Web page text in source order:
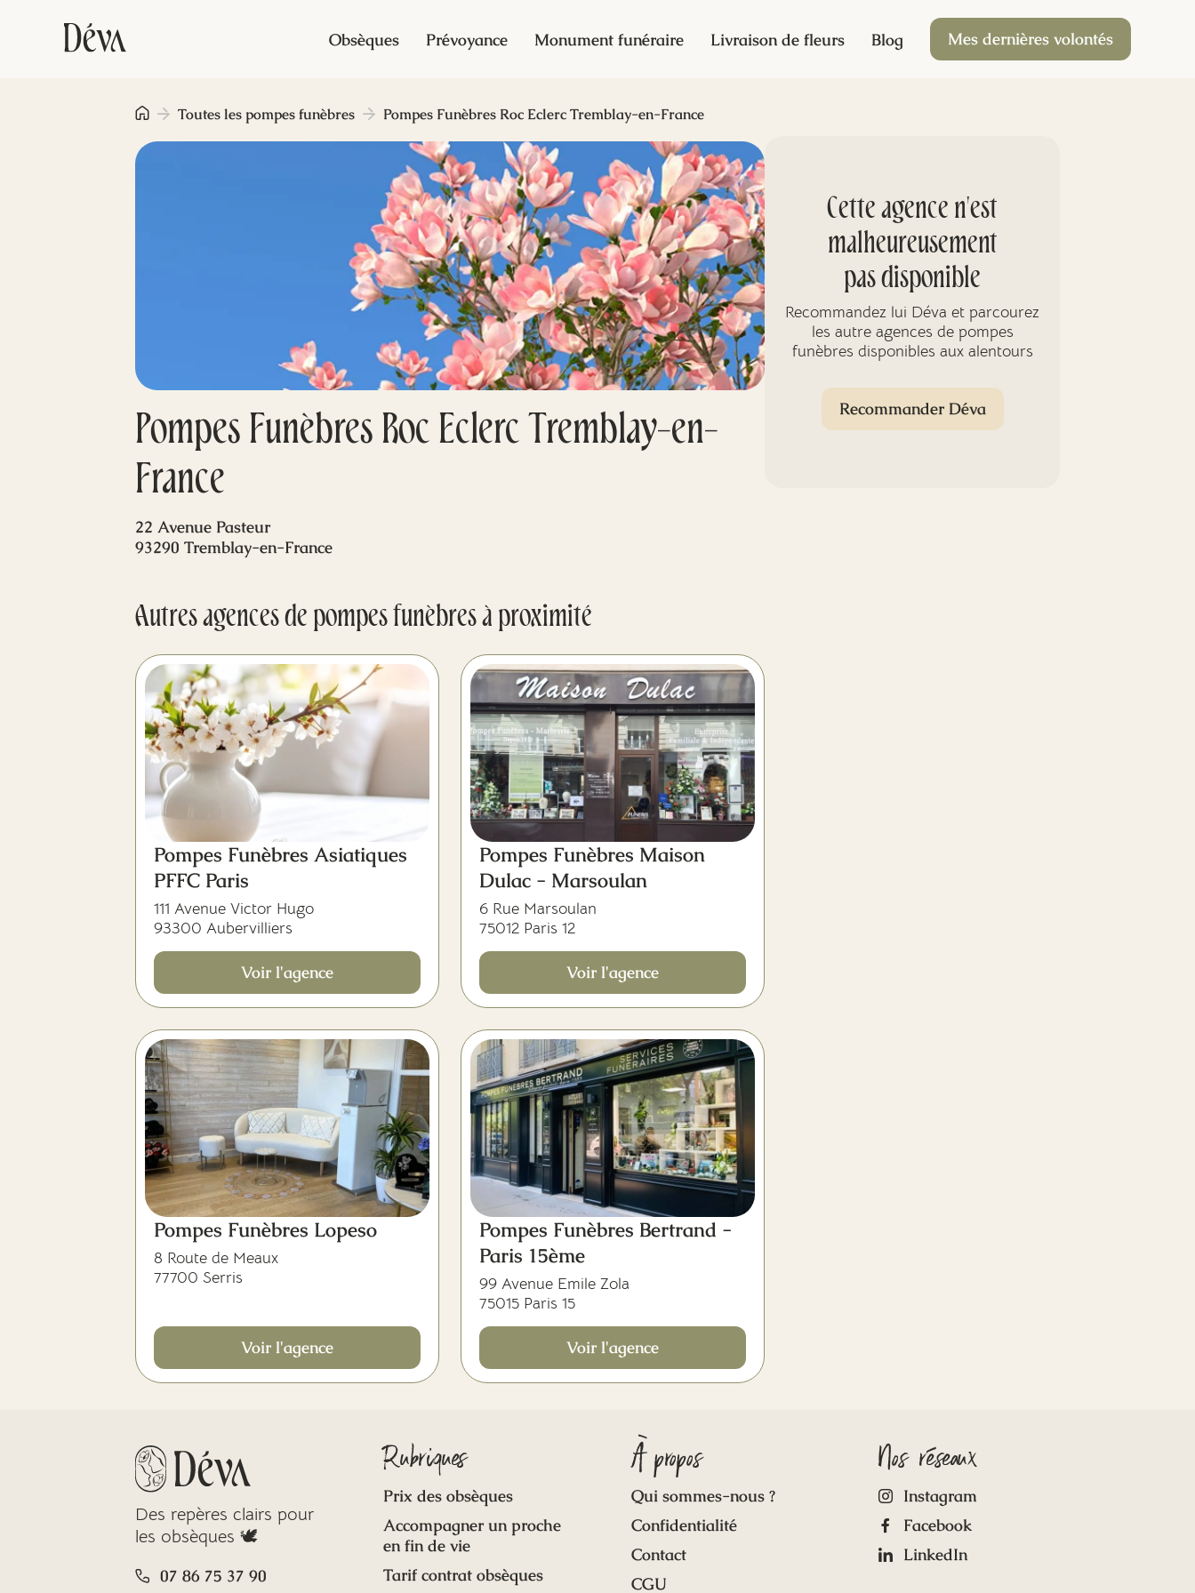
Obsèques Prévoyance Monument funéraire Livraison de fleurs Blog Mes dernières volontés
Pompes Funèbres Roc Eclerc Tremblay-en-
France
Toutes les pompes funèbres Pompes Funèbres Roc Eclerc Tremblay-en-France
22 Avenue Pasteur
93290 Tremblay-en-France
Autres agences de pompes funèbres à proximité
Pompes Funèbres Asiatiques
PFFC Paris
111 Avenue Victor Hugo
93300 Aubervilliers
Voir l'agence
Pompes Funèbres Maison
Dulac - Marsoulan
6 Rue Marsoulan
75012 Paris 12
Voir l'agence
Pompes Funèbres Lopeso
8 Route de Meaux
77700 Serris
Voir l'agence
Pompes Funèbres Bertrand -
Paris 15ème
99 Avenue Emile Zola
75015 Paris 15
Voir l'agence
Cette agence n'est
malheureusement
pas disponible
Recommandez lui Déva et parcourez
les autre agences de pompes
funèbres disponibles aux alentours
Recommander Déva
Des repères clairs pour
les obsèques 🕊️
07 86 75 37 90
Rubriques
Prix des obsèques
Accompagner un proche
en fin de vie
Tarif contrat obsèques
À propos
Qui sommes-nous ?
Confidentialité
Contact
CGU
Nos réseaux
Instagram
Facebook
LinkedIn